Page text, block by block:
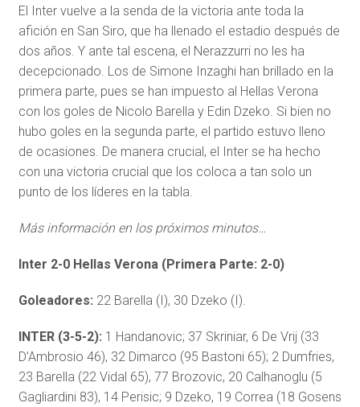
El Inter vuelve a la senda de la victoria ante toda la
afición en San Siro, que ha llenado el estadio después de
dos años. Y ante tal escena, el Nerazzurri no les ha
decepcionado. Los de Simone Inzaghi han brillado en la
primera parte, pues se han impuesto al Hellas Verona
con los goles de Nicolo Barella y Edin Dzeko. Si bien no
hubo goles en la segunda parte, el partido estuvo lleno
de ocasiones. De manera crucial, el Inter se ha hecho
con una victoria crucial que los coloca a tan solo un
punto de los líderes en la tabla.
Más información en los próximos minutos…
Inter 2-0 Hellas Verona (Primera Parte: 2-0)
Goleadores: 22 Barella (I), 30 Dzeko (I).
INTER (3-5-2): 1 Handanovic; 37 Skriniar, 6 De Vrij (33
D’Ambrosio 46), 32 Dimarco (95 Bastoni 65); 2 Dumfries,
23 Barella (22 Vidal 65), 77 Brozovic, 20 Calhanoglu (5
Gagliardini 83), 14 Perisic; 9 Dzeko, 19 Correa (18 Gosens